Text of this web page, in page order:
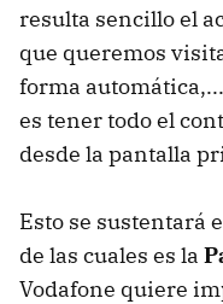
resulta sencillo el
que queremos
forma
es tener todo el
desde la pantalla
Esto se sustentará
de las cuales es la
Vodafone quiere